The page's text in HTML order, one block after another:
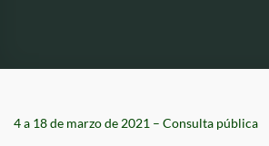
4 a 18 de marzo de 2021 – Consulta pública